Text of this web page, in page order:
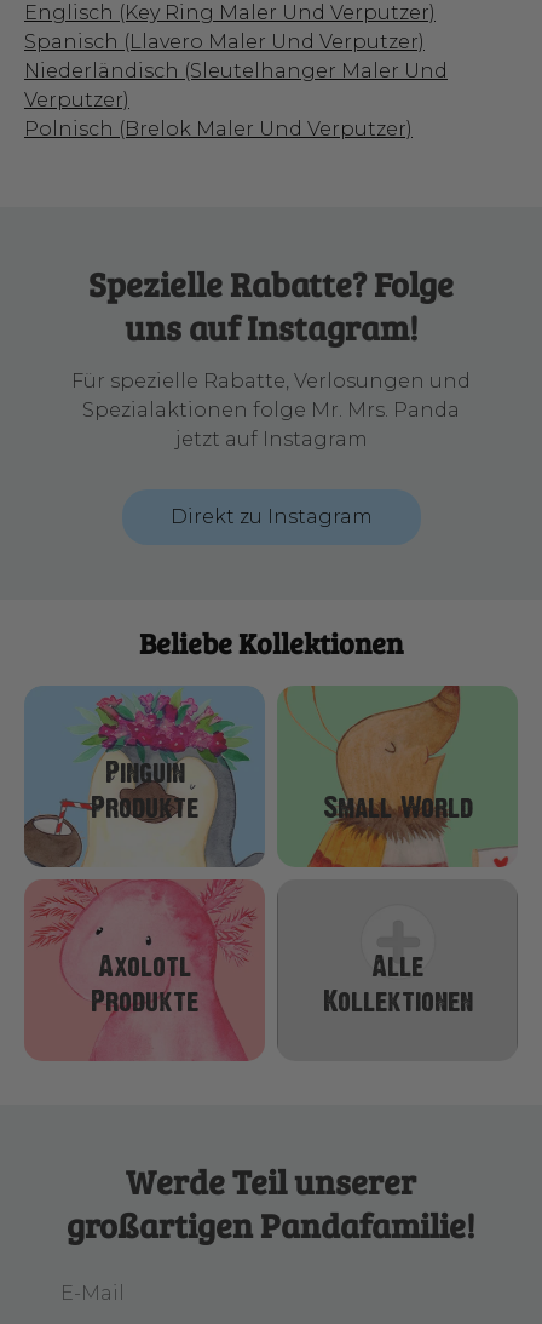
Englisch (Key Ring Maler Und Verputzer)
Spanisch (Llavero Maler Und Verputzer)
Niederländisch (Sleutelhanger Maler Und
Verputzer)
Polnisch (Brelok Maler Und Verputzer)
Spezielle Rabatte? Folge
uns auf Instagram!
Für spezielle Rabatte, Verlosungen und
Spezialaktionen folge Mr. Mrs. Panda
jetzt auf Instagram
Direkt zu Instagram
Beliebe Kollektionen
Pinguin
Produkte
Small World
Axolotl
Produkte
Alle
Kollektionen
Werde Teil unserer
großartigen Pandafamilie!
E-Mail